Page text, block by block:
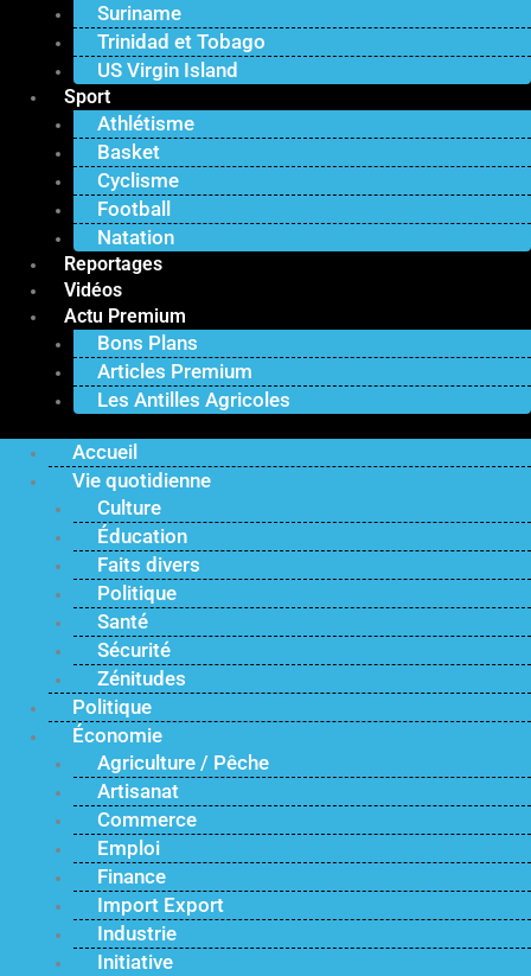
Suriname
Trinidad et Tobago
US Virgin Island
Sport
Athlétisme
Basket
Cyclisme
Football
Natation
Reportages
Vidéos
Actu Premium
Bons Plans
Articles Premium
Les Antilles Agricoles
Accueil
Vie quotidienne
Culture
Éducation
Faits divers
Politique
Santé
Sécurité
Zénitudes
Politique
Économie
Agriculture / Pêche
Artisanat
Commerce
Emploi
Finance
Import Export
Industrie
Initiative